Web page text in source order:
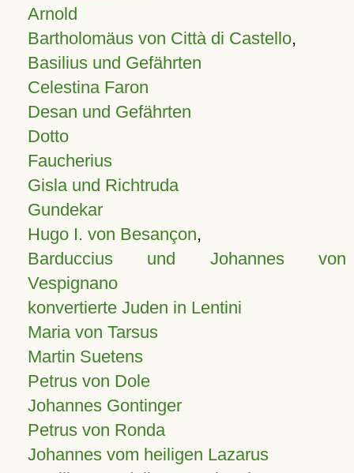
Arnold
Bartholomäus von Città di Castello,
Basilius und Gefährten
Celestina Faron
Desan und Gefährten
Dotto
Faucherius
Gisla und Richtruda
Gundekar
Hugo I. von Besançon,
Barduccius und Johannes von
Vespignano
konvertierte Juden in Lentini
Maria von Tarsus
Martin Suetens
Petrus von Dole
Johannes Gontinger
Petrus von Ronda
Johannes vom heiligen Lazarus